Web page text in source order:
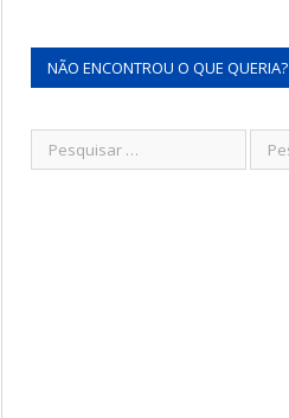
NÃO ENCONTROU O QUE QUERIA?